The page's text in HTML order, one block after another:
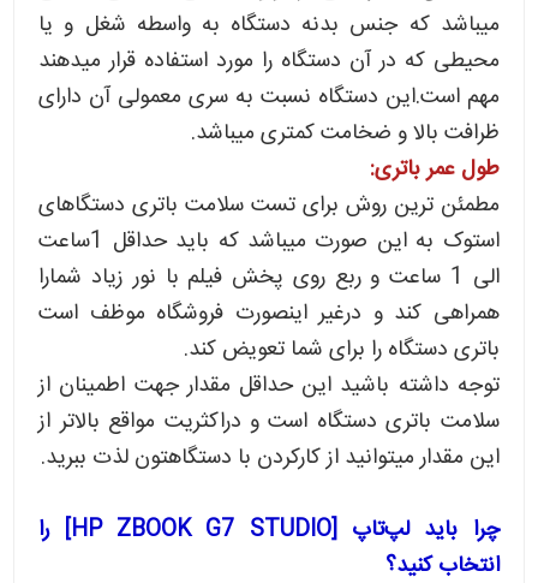
میباشد که جنس بدنه دستگاه به واسطه شغل و یا
محیطی که در آن دستگاه را مورد استفاده قرار میدهند
مهم است.این دستگاه نسبت به سری معمولی آن دارای
ظرافت بالا و ضخامت کمتری میباشد.
طول عمر باتری:
مطمئن ترین روش برای تست سلامت باتری دستگاهای
استوک به این صورت میباشد که باید حداقل 1ساعت
الی 1 ساعت و ربع روی پخش فیلم با نور زیاد شمارا
همراهی کند و درغیر اینصورت فروشگاه موظف است
باتری دستگاه را برای شما تعویض کند.
توجه داشته باشید این حداقل مقدار جهت اطمینان از
سلامت باتری دستگاه است و دراکثریت مواقع بالاتر از
این مقدار میتوانید از کارکردن با دستگاهتون لذت ببرید.
چرا باید لپ‌تاپ [HP ZBOOK G7 STUDIO] را
انتخاب کنید؟